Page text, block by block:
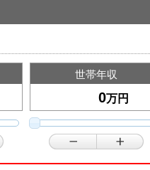
世帯年収
万円